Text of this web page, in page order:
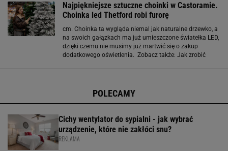
Najpiękniejsze sztuczne choinki w Castoramie.
Choinka led Thetford robi furorę
cm. Choinka ta wygląda niemal jak naturalne drzewko, a
na swoich gałązkach ma już umieszczone światełka LED,
dzięki czemu nie musimy już martwić się o zakup
dodatkowego oświetlenia. Zobacz także: Jak zrobić
POLECAMY
Cichy wentylator do sypialni - jak wybrać
urządzenie, które nie zakłóci snu?
REKLAMA